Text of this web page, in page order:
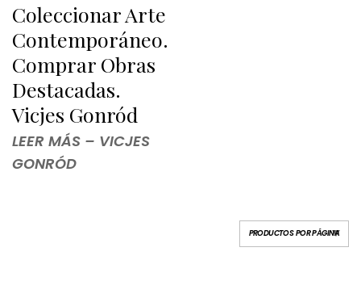
Coleccionar Arte
Contemporáneo.
Comprar Obras
Destacadas.
Vicjes Gonród
LEER MÁS – VICJES
GONRÓD